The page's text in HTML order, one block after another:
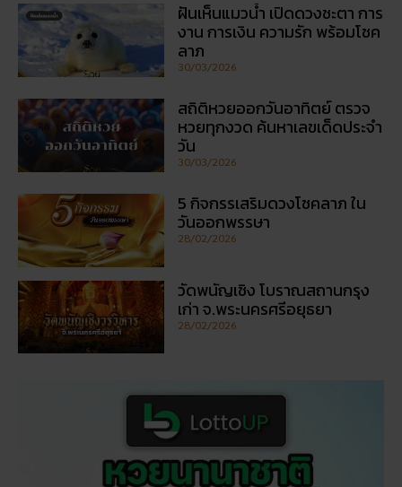
ฝันเห็นแมวน้ำ เปิดดวงชะตา การ
งาน การเงิน ความรัก พร้อมโชค
ลาภ
30/03/2026
สถิติหวยออกวันอาทิตย์ ตรวจ
หวยทุกงวด ค้นหาเลขเด็ดประจำ
วัน
30/03/2026
5 กิจกรรเสริมดวงโชคลาภ ใน
วันออกพรรษา
28/02/2026
วัดพนัญเชิง โบราณสถานกรุง
เก่า จ.พระนครศรีอยุธยา
28/02/2026